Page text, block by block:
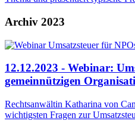
Archiv 2023
12.12.2023 - Webinar:
gemeinnützigen
Rechtsanwältin Katharina von
wichtigsten Fragen zur